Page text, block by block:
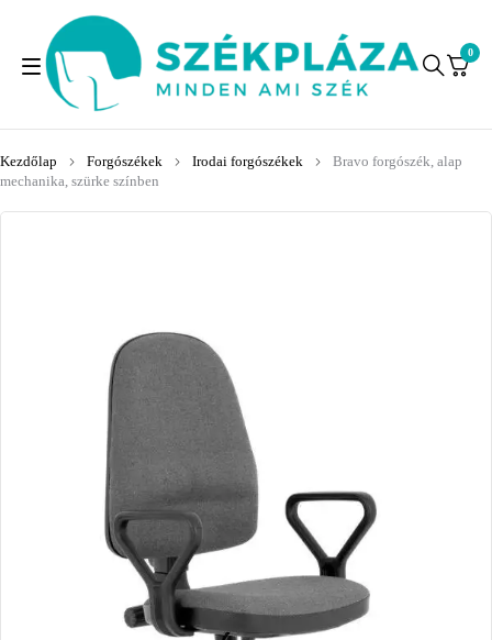
0
Kezdőlap Forgószékek Irodai forgószékek
Bravo forgószék, alap
mechanika, szürke színben